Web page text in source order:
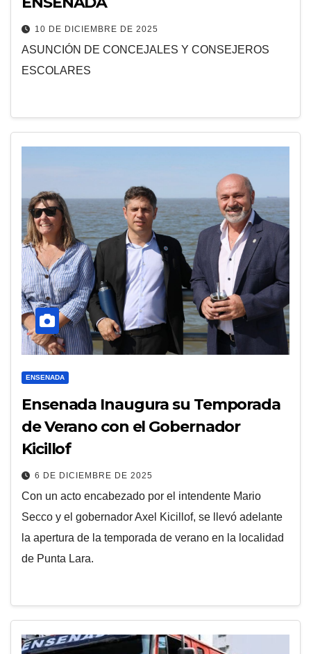
10 DE DICIEMBRE DE 2025
ASUNCIÓN DE CONCEJALES Y CONSEJEROS
ESCOLARES
ENSENADA
Ensenada Inaugura su Temporada
de Verano con el Gobernador
Kicillof
6 DE DICIEMBRE DE 2025
Con un acto encabezado por el intendente Mario
Secco y el gobernador Axel Kicillof, se llevó adelante
la apertura de la temporada de verano en la localidad
de Punta Lara.